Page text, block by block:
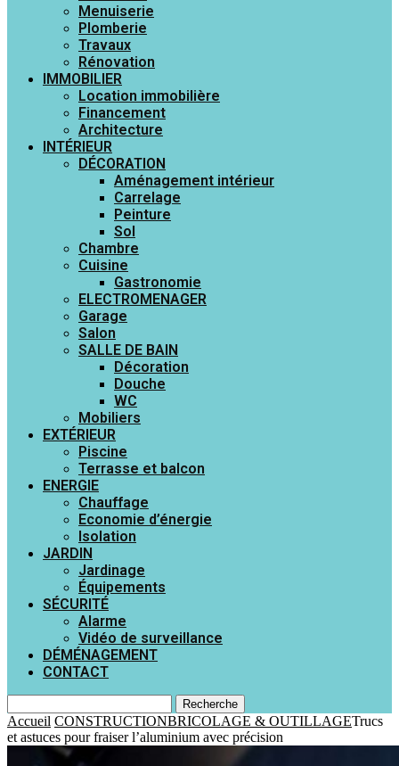
Menuiserie
Plomberie
Travaux
Rénovation
IMMOBILIER
Location immobilière
Financement
Architecture
INTÉRIEUR
DÉCORATION
Aménagement intérieur
Carrelage
Peinture
Sol
Chambre
Cuisine
Gastronomie
ELECTROMENAGER
Garage
Salon
SALLE DE BAIN
Décoration
Douche
WC
Mobiliers
EXTÉRIEUR
Piscine
Terrasse et balcon
ENERGIE
Chauffage
Economie d’énergie
Isolation
JARDIN
Jardinage
Équipements
SÉCURITÉ
Alarme
Vidéo de surveillance
DÉMÉNAGEMENT
CONTACT
Recherche
Accueil CONSTRUCTIONBRICOLAGE & OUTILLAGETrucs
et astuces pour fraiser l’aluminium avec précision